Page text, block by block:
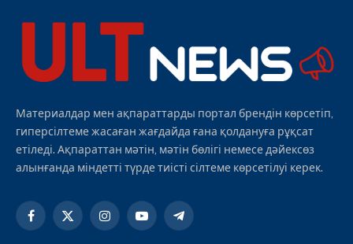
Материалдар мен ақпараттарды портал брендін көрсетіп,
гиперсілтеме жасаған жағдайда ғана қолдануға рұқсат
етіледі. Ақпараттан мәтін, мәтін бөлігі немесе дәйексөз
алынғанда міндетті түрде тиісті сілтеме көрсетілуі керек.
Facebook
X
InstagramYouTubeTelegram